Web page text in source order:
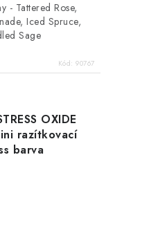
- Tattered Rose,
Iced Spruce,
Sage
Kód:90767
OXIDE
razítkovací
barva